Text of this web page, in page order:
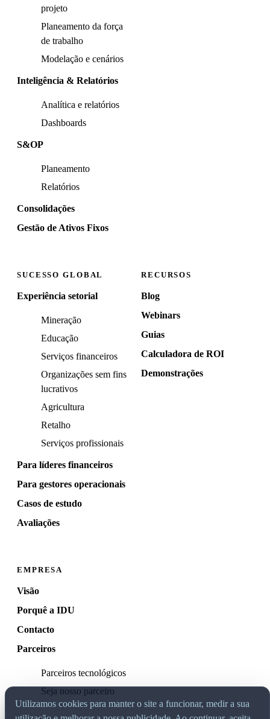
projeto
Planeamento da força
de trabalho
Modelação e cenários
Inteligência & Relatórios
Analítica e relatórios
Dashboards
S&OP
Planeamento
Relatórios
Consolidações
Gestão de Ativos Fixos
SUCESSO GLOBAL
Experiência setorial
Mineração
Educação
Serviços financeiros
Organizações sem fins
lucrativos
Agricultura
Retalho
Serviços profissionais
Para líderes financeiros
Para gestores operacionais
Casos de estudo
Avaliações
RECURSOS
Blog
Webinars
Guias
Calculadora de ROI
Demonstrações
EMPRESA
Visão
Porquê a IDU
Contacto
Parceiros
Parceiros tecnológicos
Seja nosso parceiro
Utilizamos cookies para manter o site a funcionar, medir a sua